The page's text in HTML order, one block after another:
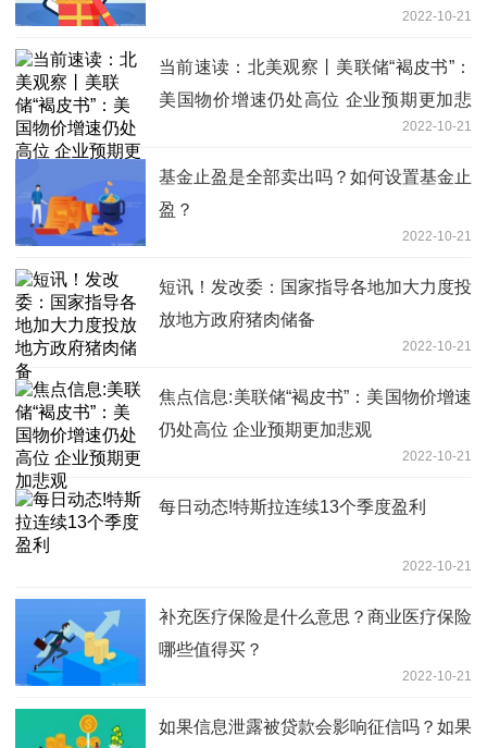
2022-10-21
当前速读：北美观察丨美联储“褐皮书”：
美国物价增速仍处高位 企业预期更加悲
2022-10-21
基金止盈是全部卖出吗？如何设置基金止
盈？
2022-10-21
短讯！发改委：国家指导各地加大力度投
放地方政府猪肉储备
2022-10-21
焦点信息:美联储“褐皮书”：美国物价增速
仍处高位 企业预期更加悲观
2022-10-21
每日动态!特斯拉连续13个季度盈利
2022-10-21
补充医疗保险是什么意思？商业医疗保险
哪些值得买？
2022-10-21
如果信息泄露被贷款会影响征信吗？如果